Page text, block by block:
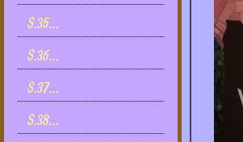
S.35...
S.36...
S.37...
S.38...